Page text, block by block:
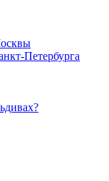
Петербурга